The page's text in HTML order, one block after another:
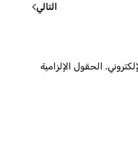
التالي
الحقول الإلزامية